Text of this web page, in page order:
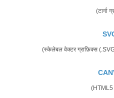
(टार्गा
(स्केलेबल वेक्टर ग्राफ़िक्स